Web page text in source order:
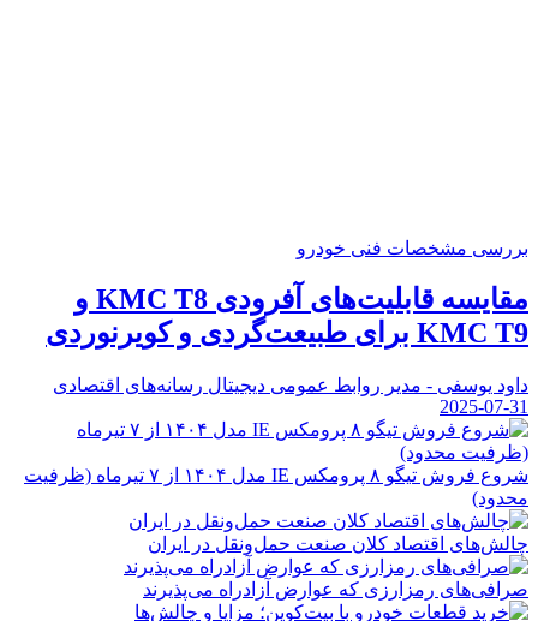
بررسی مشخصات فنی خودرو
مقایسه قابلیت‌های آفرودی KMC T8 و
KMC T9 برای طبیعت‌گردی و کویرنوردی
داود یوسفی - مدیر روابط عمومی دیجیتال رسانه‌های اقتصادی
2025-07-31
شروع فروش تیگو ۸ پرومکس IE مدل ۱۴۰۴ از ۷ تیرماه (ظرفیت
محدود)
چالش‌های اقتصاد کلان صنعت حمل‌ونقل در ایران
صرافی‌های رمزارزی که عوارض آزادراه می‌پذیرند